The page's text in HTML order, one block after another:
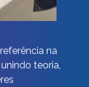
na
teoria,